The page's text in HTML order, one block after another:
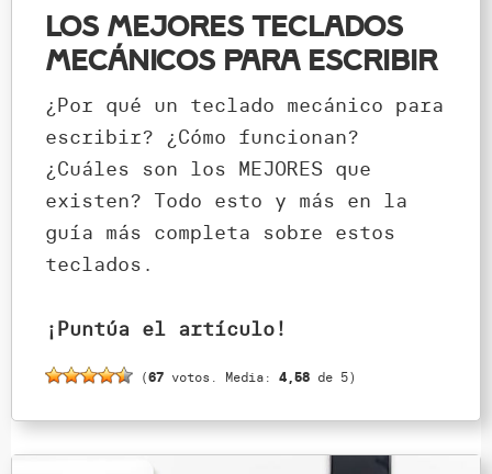
Los mejores teclados
mecánicos para escribir
¿Por qué un teclado mecánico para
escribir? ¿Cómo funcionan?
¿Cuáles son los MEJORES que
existen? Todo esto y más en la
guía más completa sobre estos
teclados.
¡Puntúa el artículo!
(67 votos. Media: 4,58 de 5)